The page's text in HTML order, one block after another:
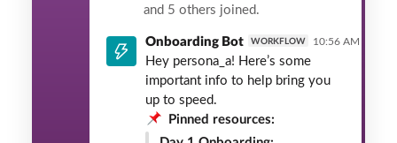
and 5 others joined.
Onboarding Bot
WORKFLOW 10:56 AM
Hey persona_a! Here’s some
important info to help bring you
up to speed.
Pinned resources: